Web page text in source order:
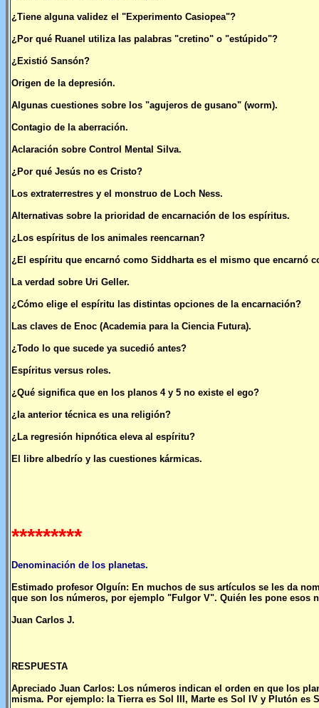
¿Tiene alguna validez el "Experimento Casiopea"?
¿Por qué Ruanel utiliza las palabras "cretino" o "estúpido"?
¿Existió Sansón?
Origen de la depresión.
Algunas cuestiones sobre los "agujeros de gusano" (worm).
Contagio de la aberración.
Aclaración sobre Control Mental Silva.
¿Por qué Jesús no es Cristo?
Los extraterrestres y el monstruo de Loch Ness.
Alternativas sobre la prioridad de encarnación de los espíritus.
¿Los espíritus de los animales reencarnan?
¿El espíritu que encarnó como Siddharta es el mismo que encarnó
La verdad sobre Uri Geller.
¿Cómo elige el espíritu las distintas opciones de la encarnación?
Las claves de Enoc (Academia para la Ciencia Futura).
¿Todo lo que sucede ya sucedió antes?
Espíritus versus roles.
¿Qué significa que en los planos 4 y 5 no existe el ego?
¿la anterior técnica es una religión?
¿La regresión hipnótica eleva al espíritu?
El libre albedrío y las cuestiones kármicas.
*********
Denominación de los planetas.
Estimado profesor Olguín: En muchos de sus artículos se les da
que son los números, por ejemplo "Fulgor V". Quién les pone esos
Juan Carlos J.
RESPUESTA
Apreciado Juan Carlos: Los números indican el orden en que los
misma. Por ejemplo: la Tierra es Sol III, Marte es Sol IV y Plutón es